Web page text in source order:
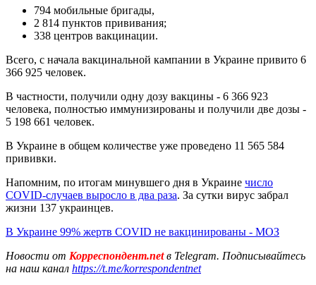
794 мобильные бригады,
2 814 пунктов прививания;
338 центров вакцинации.
Всего, с начала вакцинальной кампании в Украине привито 6
366 925 человек.
В частности, получили одну дозу вакцины - 6 366 923
человека, полностью иммунизированы и получили две дозы -
5 198 661 человек.
В Украине в общем количестве уже проведено 11 565 584
прививки.
Напомним, по итогам минувшего дня в Украине число
COVID-случаев выросло в два раза. За сутки вирус забрал
жизни 137 украинцев.
В Украине 99% жертв COVID не вакцинированы - МОЗ
Новости от Корреспондент.netв Telegram. Подписывайтесь
на наш канал https://t.me/korrespondentnet